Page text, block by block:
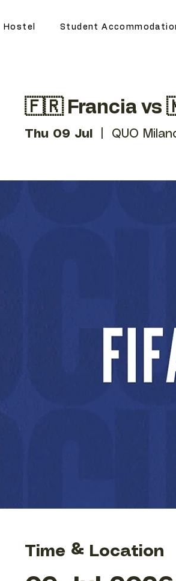
Hostel Student
🇫🇷 Francia vs
Thu 09 Jul QUO
Time & Location